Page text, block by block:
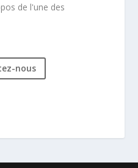
de l'une des
nous